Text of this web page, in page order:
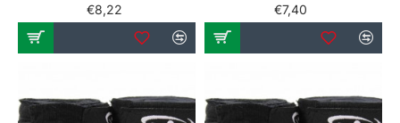
€8,22 €7,40